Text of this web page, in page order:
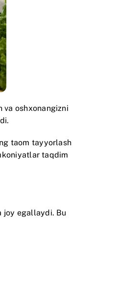
oshxonangizni
taom tayyorlash
taqdim
joy egallaydi. Bu